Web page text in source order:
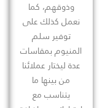
وذوقهم، كما
نعمل كذلك على
توفير سلم
المنيوم بمقاسات
عدة ليختار عملائنا
من بينها ما
يتناسب مع